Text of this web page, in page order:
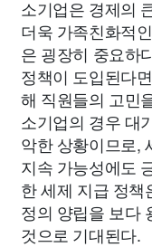
소기업은 경제의
더욱 가족친화적
은 굉장히 중요하
정책이 도입된다
해 직원들의 고민
소기업의 경우 대
악한 상황이므로,
지속 가능성에도
한 세제 지급 정책
정의 양립을 보다
것으로 기대된다.